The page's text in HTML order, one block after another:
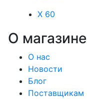
X 60
О магазине
О нас
Новости
Блог
Поставщикам